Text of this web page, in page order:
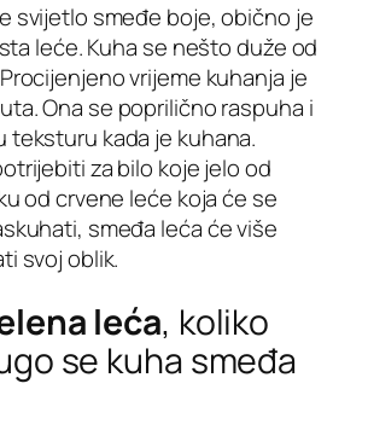
svijetlo smeđe boje, obično je
leće. Kuha se nešto duže od
vrijeme kuhanja je
Ona se poprilično raspuha i
teksturu kada je kuhana.
za bilo koje jelo od
od crvene leće koja će se
smeđa leća će više
svoj oblik.
leća, koliko
se kuha smeđa